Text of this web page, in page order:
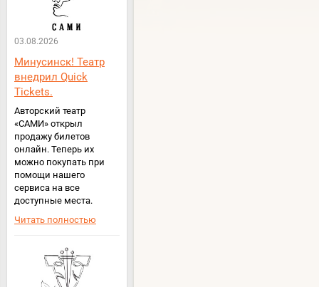
03.08.2026
Минусинск! Театр
внедрил Quick
Tickets.
Авторский театр
«САМИ» открыл
продажу билетов
онлайн. Теперь их
можно покупать при
помощи нашего
сервиса на все
доступные места.
Читать полностью